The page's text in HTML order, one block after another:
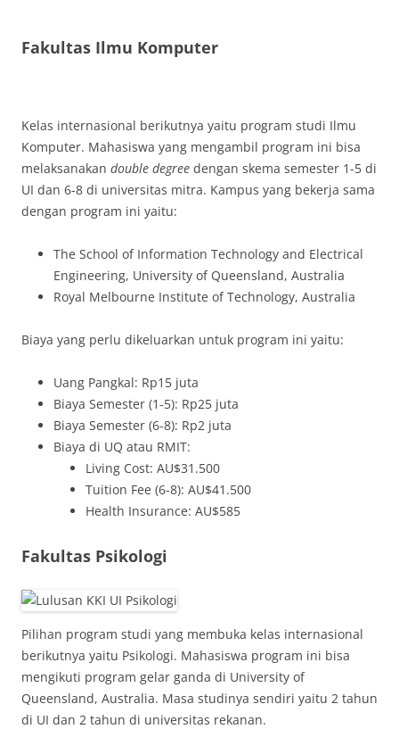
Fakultas Ilmu Komputer
Kelas internasional berikutnya yaitu program studi Ilmu
Komputer. Mahasiswa yang mengambil program ini bisa
melaksanakan double degree dengan skema semester 1-5 di
UI dan 6-8 di universitas mitra. Kampus yang bekerja sama
dengan program ini yaitu:
The School of Information Technology and Electrical
Engineering, University of Queensland, Australia
Royal Melbourne Institute of Technology, Australia
Biaya yang perlu dikeluarkan untuk program ini yaitu:
Uang Pangkal: Rp15 juta
Biaya Semester (1-5): Rp25 juta
Biaya Semester (6-8): Rp2 juta
Biaya di UQ atau RMIT:
Living Cost: AU$31.500
Tuition Fee (6-8): AU$41.500
Health Insurance: AU$585
Fakultas Psikologi
Pilihan program studi yang membuka kelas internasional
berikutnya yaitu Psikologi. Mahasiswa program ini bisa
mengikuti program gelar ganda di University of
Queensland, Australia. Masa studinya sendiri yaitu 2 tahun
di UI dan 2 tahun di universitas rekanan.